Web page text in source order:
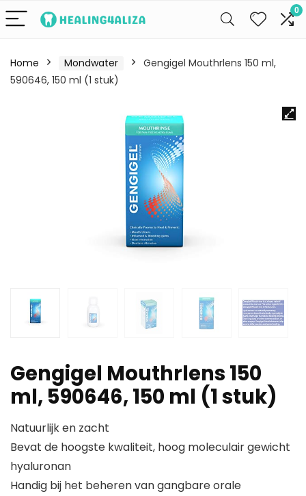
0
Home Mondwater
Gengigel Mouthrlens 150 ml,
590646, 150 ml (1 stuk)
Gengigel Mouthrlens 150
ml, 590646, 150 ml (1 stuk)
Natuurlijk en zacht
Bevat de hoogste kwaliteit, hoog moleculair gewicht
hyaluronan
Handig bij het beheren van gangbare orale